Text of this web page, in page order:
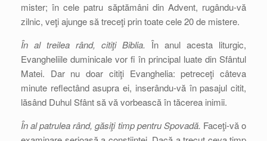
mister; în cele patru săptămâni din Advent, rugându-vă
zilnic, veţi ajunge să treceţi prin toate cele 20 de mistere.
În al treilea rând, citiţi Biblia. În anul acesta liturgic,
Evangheliile duminicale vor fi în principal luate din Sfântul
Matei. Dar nu doar citiţi Evanghelia: petreceţi câteva
minute reflectând asupra ei, inserându-vă în pasajul citit,
lăsând Duhul Sfânt să vă vorbească în tăcerea inimii.
În al patrulea rând, găsiţi timp pentru Spovadă. Faceţi-vă o